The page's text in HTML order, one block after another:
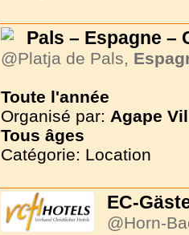
Pals – Espagne –
@Platja de Pals,
Toute l'année
Organisé par: Agape
Tous âges
Catégorie: Location
EC-
@Horn-